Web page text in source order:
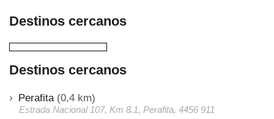
Destinos cercanos
Destinos cercanos
Perafita (0,4 km)
Estrada Nacional 107, Km 8.1, Perafita, 4456 911